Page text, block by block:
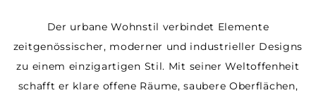
Der urbane Wohnstil verbindet Elemente
zeitgenössischer, moderner und industrieller Designs
zu einem einzigartigen Stil. Mit seiner Weltoffenheit
schafft er klare offene Räume, saubere Oberflächen,